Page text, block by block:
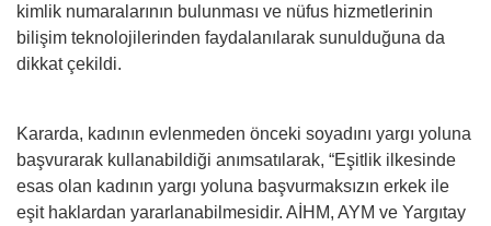
kimlik numaralarının bulunması ve nüfus hizmetlerinin
bilişim teknolojilerinden faydalanılarak sunulduğuna da
dikkat çekildi.
Kararda, kadının evlenmeden önceki soyadını yargı yoluna
başvurarak kullanabildiği anımsatılarak, “Eşitlik ilkesinde
esas olan kadının yargı yoluna başvurmaksızın erkek ile
eşit haklardan yararlanabilmesidir. AİHM, AYM ve Yargıtay